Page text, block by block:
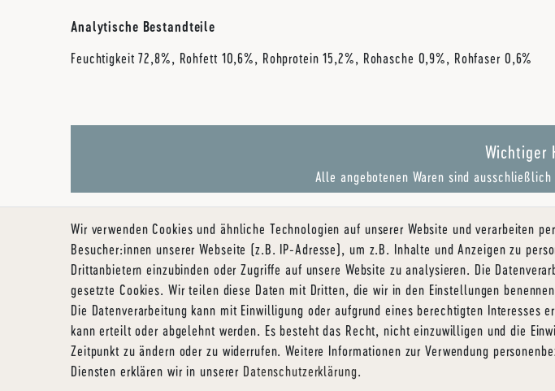
Analytische Bestandteile
Feuchtigkeit 72,8%, Rohfett 10,6%, Rohprotein 15,2%, Rohasche 0,9%, Rohfaser 0,6%
Wichtiger
Alle angebotenen Waren sind
Widerrufs­recht Impressum
Bewertungen
4,9
Wir verwenden Cookies und ähnliche Technologien auf unserer Website und verarbeiten
Besucher:innen unserer Webseite (z.B. IP-Adresse), um z.B. Inhalte und Anzeigen zu
Drittanbietern einzubinden oder Zugriffe auf unsere Website zu analysieren. Die
gesetzte Cookies. Wir teilen diese Daten mit Dritten, die wir in den Einstellungen
Die Datenverarbeitung kann mit Einwilligung oder aufgrund eines berechtigten Interesses
kann erteilt oder abgelehnt werden. Es besteht das Recht, nicht einzuwilligen und die
Zeitpunkt zu ändern oder zu widerrufen. Weitere Informationen zur Verwendung
Diensten erklären wir in unserer Daten­schutz­erklärung.